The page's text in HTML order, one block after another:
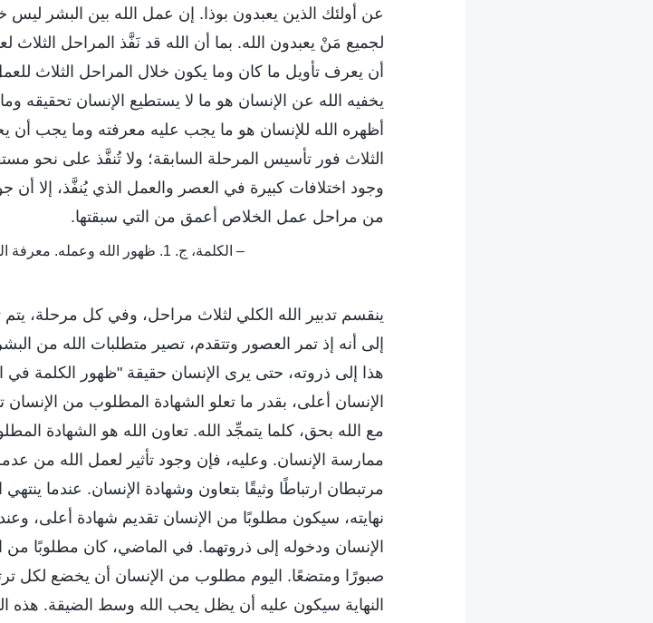
عن أولئك الذين يعبدون بوذا. إن عمل الله بين البشر ليس
لجميع مَنْ يعبدون الله. بما أن الله قد نَفَّذ المراحل
أن يعرف تأويل ما كان وما يكون خلال المراحل الثلاث
يخفيه الله عن الإنسان هو ما لا يستطيع الإنسان تحقيقه
أظهره الله للإنسان هو ما يجب عليه معرفته وما يجب
الثلاث فور تأسيس المرحلة السابقة؛ ولا تُنفَّذ على
وجود اختلافات كبيرة في العصر والعمل الذي يُنفَّذ، إلا
من مراحل عمل الخلاص أعمق من التي سبقتها.
– الكلمة، ج. 1. ظهور الله وعمله. معرفة المراحل الثلاث لعمل الله هي السبيل إلى معرفة الله
ينقسم تدبير الله الكلي لثلاث مراحل، وفي كل مرحلة،
إلى أنه إذ تمر العصور وتتقدم، تصير متطلبات الله من
هذا إلى ذروته، حتى يرى الإنسان حقيقة "ظهور الكلمة
الإنسان أعلى، بقدر ما تعلو الشهادة المطلوب من الإنسان
مع الله بحق، كلما يتمجِّد الله. تعاون الله هو الشهادة
ممارسة الإنسان. وعليه، فإن وجود تأثير لعمل الله من
مرتبطان ارتباطًا وثيقًا بتعاون وشهادة الإنسان. عندما
نهايته، سيكون مطلوبًا من الإنسان تقديم شهادة أعلى،
الإنسان ودخوله إلى ذروتهما. في الماضي، كان مطلوبًا من
صبورًا ومتضعًا. اليوم مطلوب من الإنسان أن يخضع لكل
النهاية سيكون عليه أن يظل يحب الله وسط الضيقة. هذه